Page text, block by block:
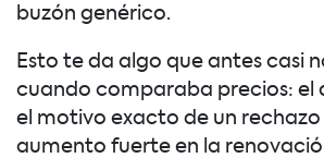
buzón genérico.
Esto te da algo que antes casi
cuando comparaba precios: el
el motivo exacto de un rechazo
aumento fuerte en la